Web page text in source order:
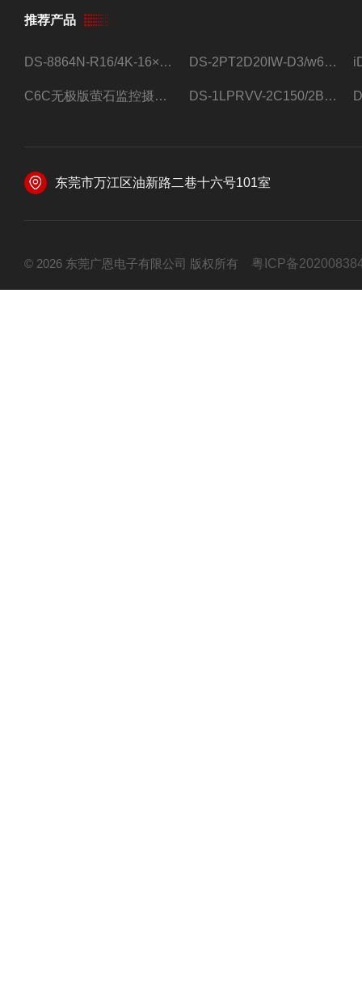
推荐产品
DS-8864N-R16/4K-16×4T/希捷16盘位录像机 DS-2PT2D20IW-D3/w64路高清硬盘录像机
C6C无极版萤石监控摄像头 DS-1LPRVV-2C150/2B监控室外夜视高清电源线护套线200米/卷
东莞市万江区油新路二巷十六号101室
© 2026 东莞广恩电子有限公司 版权所有 粤ICP备